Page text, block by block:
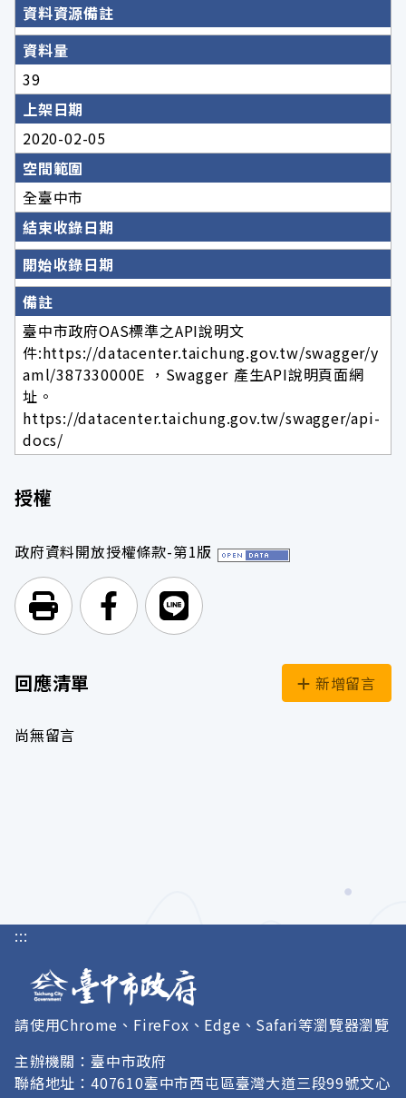
資料資源備註
資料量
39
上架日期
2020-02-05
空間範圍
全臺中市
結束收錄日期
開始收錄日期
備註
臺中市政府OAS標準之API說明文
件:https://datacenter.taichung.gov.tw/swagger/y
aml/387330000E ，Swagger 產生API說明頁面網
址。
https://datacenter.taichung.gov.tw/swagger/api-
docs/
授權
政府資料開放授權條款-第1版
列印頁面前往Facebook
前往Line
回應清單 新增留言
尚無留言
:::
請使用Chrome、FireFox、Edge、Safari等瀏覽器瀏覽
主辦機關：臺中市政府
聯絡地址：407610臺中市西屯區臺灣大道三段99號文心